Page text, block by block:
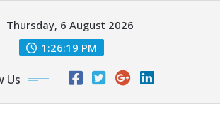
Thursday, 6 August 2026
1:26:20 PM
Us